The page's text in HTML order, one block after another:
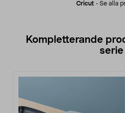
Cricut - Se alla
Kompletterande
serie